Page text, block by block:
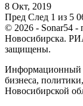
8 Окт, 2019
Пред След 1 из 5
© 2026 - Sonar54 -
Новосибирска.
защищены.
Информационный
бизнеса,
Новосибирской